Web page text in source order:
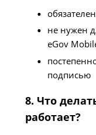
не нужен
eGov
подписью
8. Что
работает?